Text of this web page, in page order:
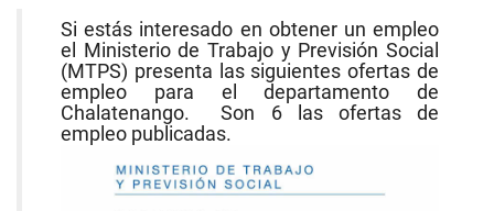
Si estás interesado en obtener un empleo
el Ministerio de Trabajo y Previsión Social
(MTPS) presenta las siguientes ofertas de
empleo para el departamento de
Chalatenango. Son 6 las ofertas de
empleo publicadas.